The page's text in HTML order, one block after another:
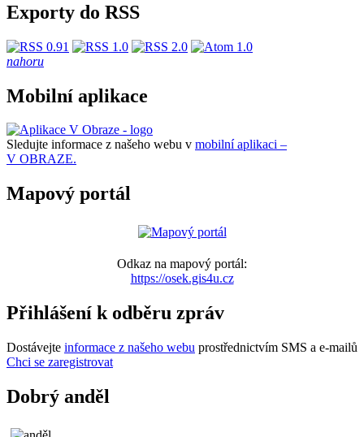
Exporty do RSS
nahoru
Mobilní aplikace
Sledujte informace z našeho webu v mobilní aplikaci –
V OBRAZE.
Mapový portál
Odkaz na mapový portál:
https://osek.gis4u.cz
Přihlášení k odběru zpráv
Dostávejte informace z našeho webu prostřednictvím SMS a e-mailů
Chci se zaregistrovat
Dobrý anděl